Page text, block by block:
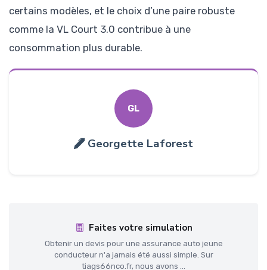
certains modèles, et le choix d’une paire robuste
comme la VL Court 3.0 contribue à une
consommation plus durable.
GL
Georgette Laforest
Faites votre simulation
Obtenir un devis pour une assurance auto jeune
conducteur n'a jamais été aussi simple. Sur
tiags66nco.fr, nous avons ...